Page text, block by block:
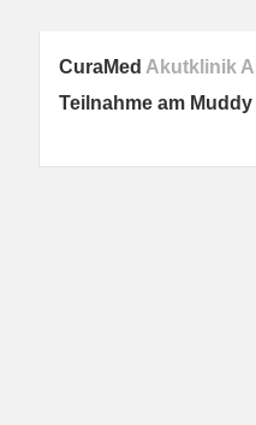
CuraMed Akutklinik
Teilnahme am